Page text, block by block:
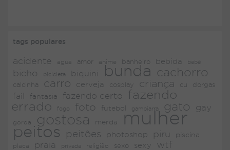
tags populares
acidente agua amor anime banheiro bebida bebê
bicho bicicleta biquini bunda cachorro
calcinha carro cerveja cosplay criança cu dorgas
fail fantasia fazendo certo
fazendo
errado
fogo foto futebol gambiarra gato gay
gorda gostosa merda mulher
peitos peitões photoshop piru piscina
placa praia privada religião sexo sexy wtf